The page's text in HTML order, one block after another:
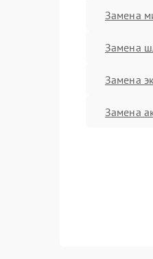
Замена
Замена
Замена
Замена